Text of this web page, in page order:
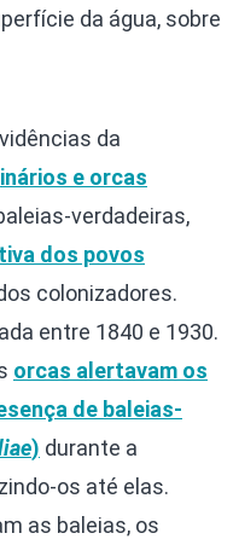
da água, sobre
da
e orcas
verdadeiras,
dos povos
colonizadores.
entre 1840 e 1930.
orcas alertavam os
de baleias-
) durante a
os até elas.
as baleias, os